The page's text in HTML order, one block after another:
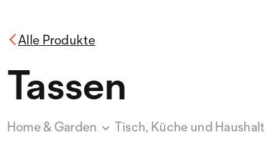
Alle Produkte
Tassen
Home & Garden Tisch, Küche und Haushalt